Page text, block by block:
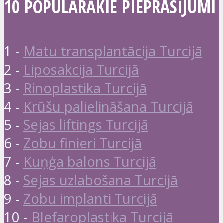
10 POPULĀRĀKIE PIEPRASĪJUMI
1 - Matu transplantācija Turcijā
2 - Liposakcija Turcijā
3 - Rinoplastika Turcijā
4 - Krūšu palielināšana Turcijā
5 - Sejas liftings Turcijā
6 - Zobu finieri Turcijā
7 - Kuņģa balons Turcijā
8 - Sejas uzlabošana Turcijā
9 - Zobu implanti Turcijā
10 - Blefaroplastika Turcijā